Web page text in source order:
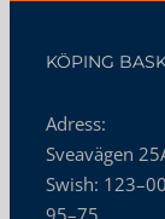
KÖPING
Adress:
Sveavägen
Swish: